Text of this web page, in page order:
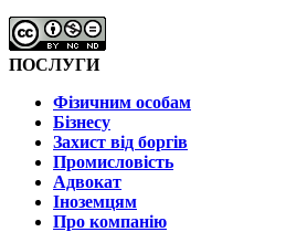
ПОСЛУГИ
Фізичним особам
Бізнесу
Захист від боргів
Промисловість
Адвокат
Іноземцям
Про компанію